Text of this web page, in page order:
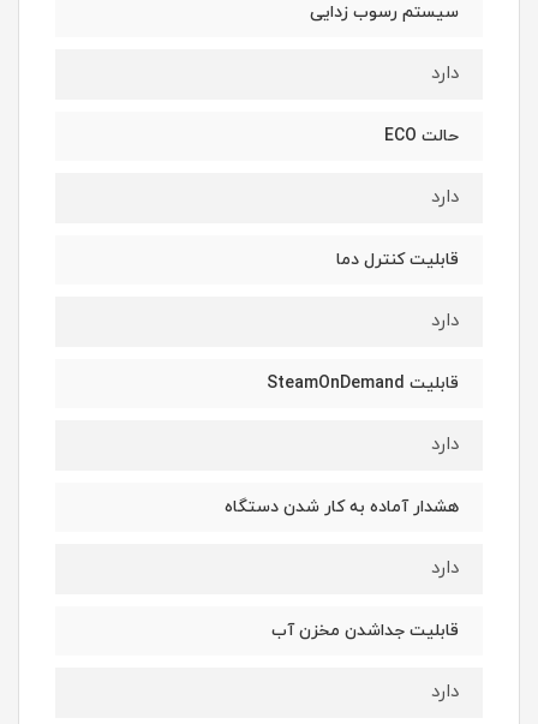
سیستم رسوب زدایی
دارد
حالت ECO
دارد
قابلیت کنترل دما
دارد
قابلیت SteamOnDemand
دارد
هشدار آماده به کار شدن دستگاه
دارد
قابلیت جداشدن مخزن آب
دارد